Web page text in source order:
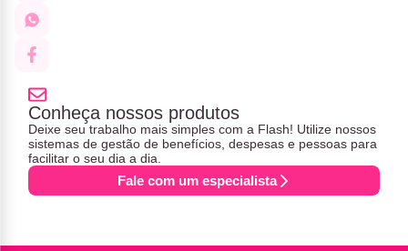
Conheça nossos produtos
Deixe seu trabalho mais simples com a Flash! Utilize nossos
sistemas de gestão de benefícios, despesas e pessoas para
facilitar o seu dia a dia.
Fale com um especialista